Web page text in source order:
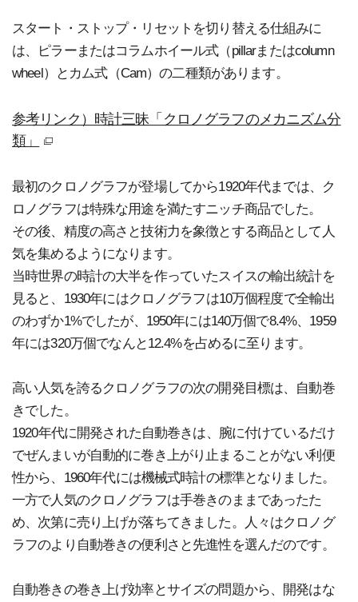
スタート・ストップ・リセットを切り替える仕組みに
は、ピラーまたはコラムホイール式（pillarまたはcolumn
wheel）とカム式（Cam）の二種類があります。
参考リンク）時計三昧「クロノグラフのメカニズム分
類」
最初のクロノグラフが登場してから1920年代までは、ク
ロノグラフは特殊な用途を満たすニッチ商品でした。
その後、精度の高さと技術力を象徴とする商品として人
気を集めるようになります。
当時世界の時計の大半を作っていたスイスの輸出統計を
見ると、1930年にはクロノグラフは10万個程度で全輸出
のわずか1%でしたが、1950年には140万個で8.4%、1959
年には320万個でなんと12.4%を占めるに至ります。
高い人気を誇るクロノグラフの次の開発目標は、自動巻
きでした。
1920年代に開発された自動巻きは、腕に付けているだけ
でぜんまいが自動的に巻き上がり止まることがない利便
性から、1960年代には機械式時計の標準となりました。
一方で人気のクロノグラフは手巻きのままであったた
め、次第に売り上げが落ちてきました。人々はクロノグ
ラフのより自動巻きの便利さと先進性を選んだのです。
自動巻きの巻き上げ効率とサイズの問題から、開発はな